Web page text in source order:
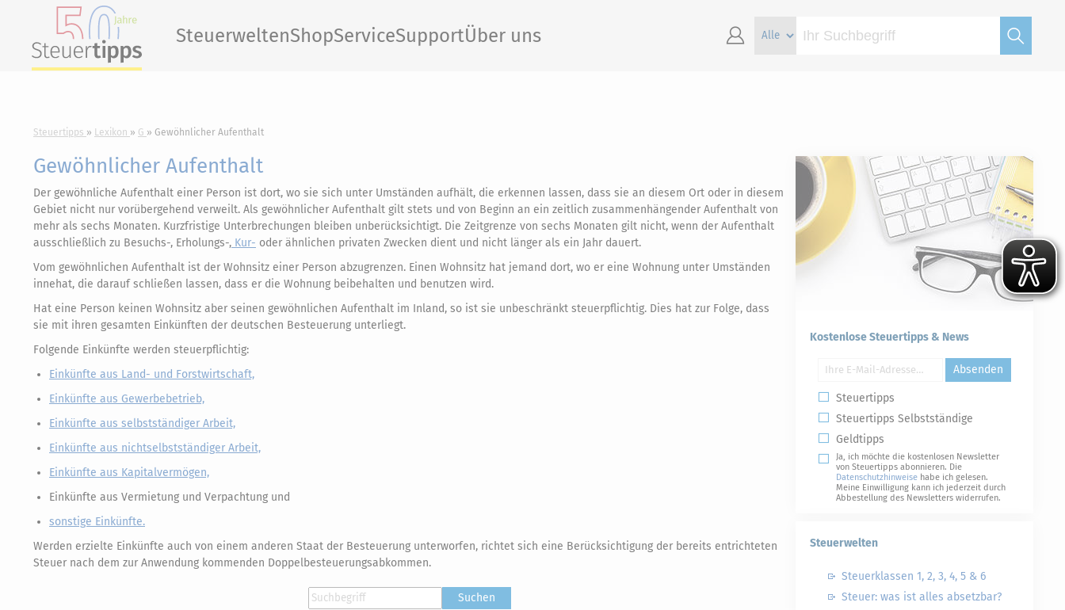
SteuerweltenShopServiceSupportÜber uns
Steuertipps Lexikon G Gewöhnlicher Aufenthalt
Gewöhnlicher Aufenthalt
Der gewöhnliche Aufenthalt einer Person ist dort, wo sie sich unter Umständen aufhält, die erkennen lassen, dass sie an diesem Ort oder in diesem
Gebiet nicht nur vorübergehend verweilt. Als gewöhnlicher Aufenthalt gilt stets und von Beginn an ein zeitlich zusammenhängender Aufenthalt von
mehr als sechs Monaten. Kurzfristige Unterbrechungen bleiben unberücksichtigt. Die Zeitgrenze von sechs Monaten gilt nicht, wenn der Aufenthalt
ausschließlich zu Besuchs-, Erholungs-, Kur- oder ähnlichen privaten Zwecken dient und nicht länger als ein Jahr dauert.
Vom gewöhnlichen Aufenthalt ist der Wohnsitz einer Person abzugrenzen. Einen Wohnsitz hat jemand dort, wo er eine Wohnung unter Umständen
innehat, die darauf schließen lassen, dass er die Wohnung beibehalten und benutzen wird.
Hat eine Person keinen Wohnsitz aber seinen gewöhnlichen Aufenthalt im Inland, so ist sie unbeschränkt steuerpflichtig. Dies hat zur Folge, dass
sie mit ihren gesamten Einkünften der deutschen Besteuerung unterliegt.
Folgende Einkünfte werden steuerpflichtig:
Einkünfte aus Land- und Forstwirtschaft,
Einkünfte aus Gewerbebetrieb,
Einkünfte aus selbstständiger Arbeit,
Einkünfte aus nichtselbstständiger Arbeit,
Einkünfte aus Kapitalvermögen,
Einkünfte aus Vermietung und Verpachtung und
sonstige Einkünfte.
Werden erzielte Einkünfte auch von einem anderen Staat der Besteuerung unterworfen, richtet sich eine Berücksichtigung der bereits entrichteten
Steuer nach dem zur Anwendung kommenden Doppelbesteuerungsabkommen.
Suchen
Kostenlose Steuertipps & News
Absenden
Steuertipps
Steuertipps Selbstständige
Geldtipps
Ja, ich möchte die kostenlosen Newsletter
von Steuertipps abonnieren. Die
Datenschutzhinweise habe ich gelesen.
Meine Einwilligung kann ich jederzeit durch
Abbestellung des Newsletters widerrufen.
Steuerwelten
Steuerklassen 1, 2, 3, 4, 5 & 6
Steuer: was ist alles absetzbar?